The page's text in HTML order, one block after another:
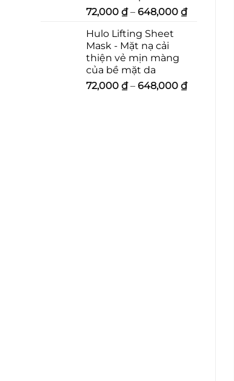
72,000 ₫– 648,000 ₫
Hulo Lifting Sheet
Mask - Mặt nạ cải
thiện vẻ mịn màng
của bề mặt da
72,000 ₫– 648,000 ₫